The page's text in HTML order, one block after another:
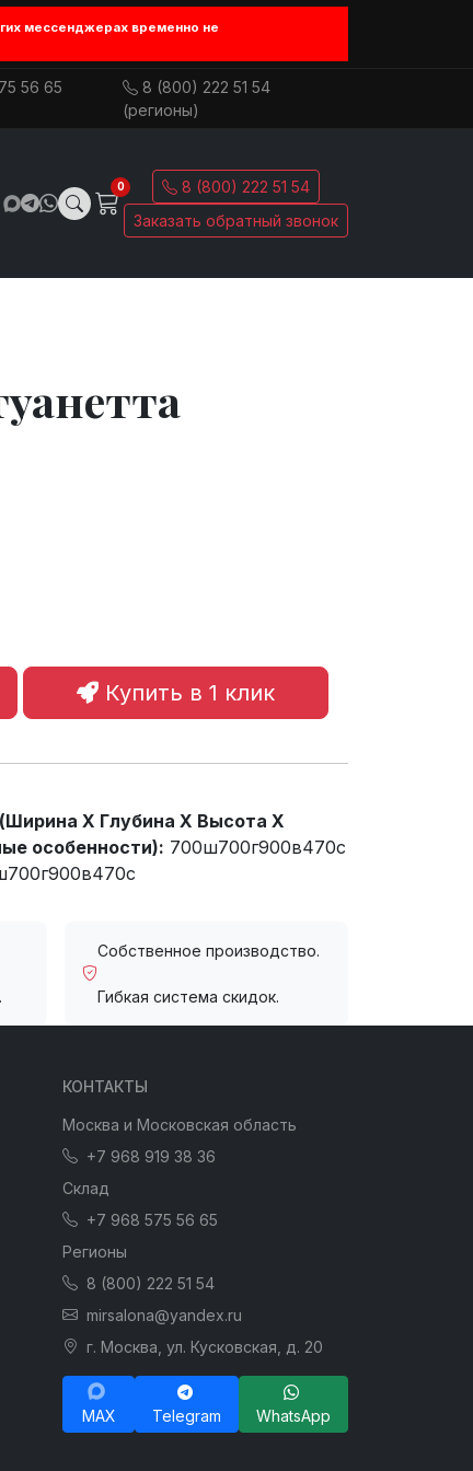
мессенджерах временно не
56 65
8 (800) 222 51 54
(регионы)
0
8 (800) 222 51 54
Заказать обратный звонок
Купить в 1 клик
X Глубина X Высота X
особенности): 700ш700г900в470с
Собственное производство.
Гибкая система скидок.
КОНТАКТЫ
Москва и Московская область
+7 968 919 38 36
Склад
+7 968 575 56 65
Регионы
8 (800) 222 51 54
mirsalona@yandex.ru
г. Москва, ул. Кусковская, д. 20
MAX Telegram WhatsApp